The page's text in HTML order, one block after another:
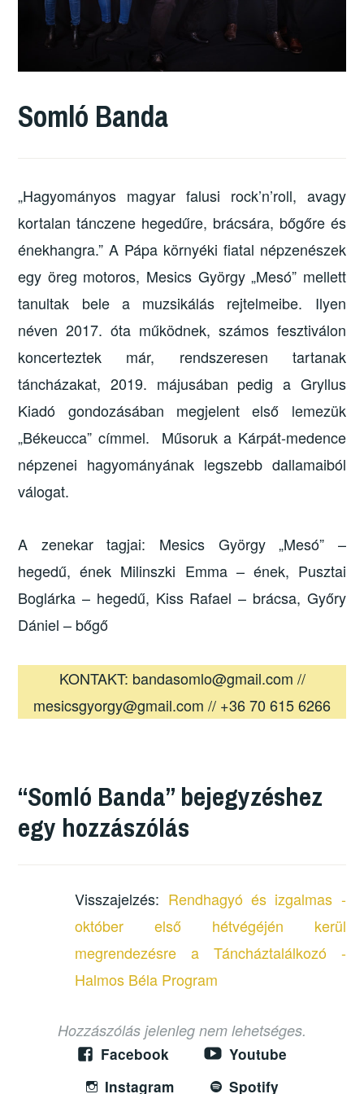
Somló Banda
„Hagyományos magyar falusi rock’n’roll, avagy
kortalan tánczene hegedűre, brácsára, bőgőre és
énekhangra.” A Pápa környéki fiatal népzenészek
egy öreg motoros, Mesics György „Mesó” mellett
tanultak bele a muzsikálás rejtelmeibe. Ilyen
néven 2017. óta működnek, számos fesztiválon
koncerteztek már, rendszeresen tartanak
táncházakat, 2019. májusában pedig a Gryllus
Kiadó gondozásában megjelent első lemezük
„Békeucca” címmel. Műsoruk a Kárpát-medence
népzenei hagyományának legszebb dallamaiból
válogat.
A zenekar tagjai: Mesics György „Mesó” –
hegedű, ének Milinszki Emma – ének, Pusztai
Boglárka – hegedű, Kiss Rafael – brácsa, Győry
Dániel – bőgő
KONTAKT: bandasomlo@gmail.com //
mesicsgyorgy@gmail.com // +36 70 615 6266
“Somló Banda” bejegyzéshez
egy hozzászólás
Visszajelzés: Rendhagyó és izgalmas -
október első hétvégéjén kerül
megrendezésre a Táncháztalálkozó -
Halmos Béla Program
Hozzászólás jelenleg nem lehetséges.
Facebook
Youtube
Instagram
Spotify